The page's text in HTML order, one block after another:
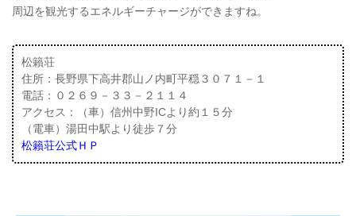
周辺を観光するエネルギーチャージができますね。
松籟荘
住所：長野県下高井郡山ノ内町平穏３０７１－１
電話：０２６９－３３－２１１４
アクセス：（車）信州中野ICより約１５分
（電車）湯田中駅より徒歩７分
松籟荘公式ＨＰ